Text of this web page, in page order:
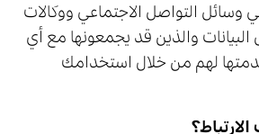
وسائل التواصل الاجتماعي ووكالات
البيانات والذين قد يجمعونها مع أي
لهم من خلال استخدامك